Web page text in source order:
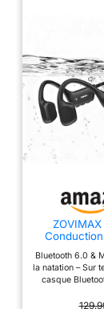
6.0,
Bluetooth 6.0 &
la natation – Sur
casque
appels sans